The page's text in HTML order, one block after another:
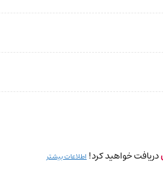
دریافت خواهید کرد! اطلاعات بیشتر